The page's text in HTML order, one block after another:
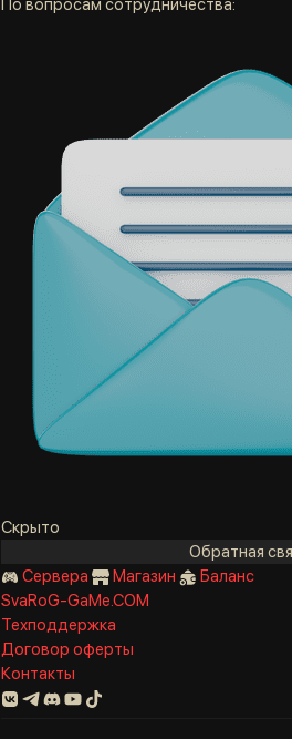
По вопросам сотрудничества:
Скрыто
Обратная
Сервера
Магазин
Баланс
SvaRoG-GaMe.COM
Техподдержка
Договор оферты
Контакты